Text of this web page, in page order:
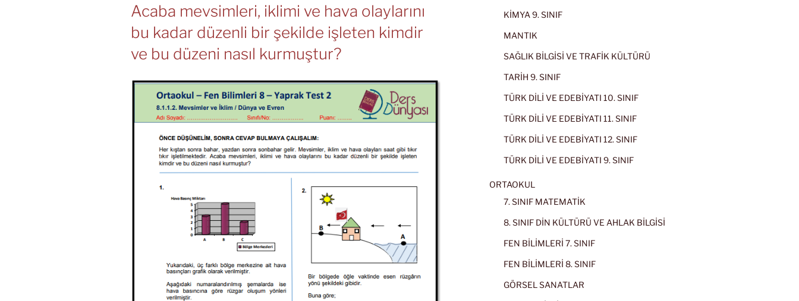
Acaba mevsimleri, iklimi ve hava olaylarını
bu kadar düzenli bir şekilde işleten kimdir
ve bu düzeni nasıl kurmuştur?
KİMYA 9. SINIF
MANTIK
SAĞLIK BİLGİSİ VE TRAFİK KÜLTÜRÜ
TARİH 9. SINIF
TÜRK DİLİ VE EDEBİYATI 10. SINIF
TÜRK DİLİ VE EDEBİYATI 11. SINIF
TÜRK DİLİ VE EDEBİYATI 12. SINIF
TÜRK DİLİ VE EDEBİYATI 9. SINIF
ORTAOKUL
7. SINIF MATEMATİK
8. SINIF DİN KÜLTÜRÜ VE AHLAK BİLGİSİ
FEN BİLİMLERİ 7. SINIF
FEN BİLİMLERİ 8. SINIF
GÖRSEL SANATLAR